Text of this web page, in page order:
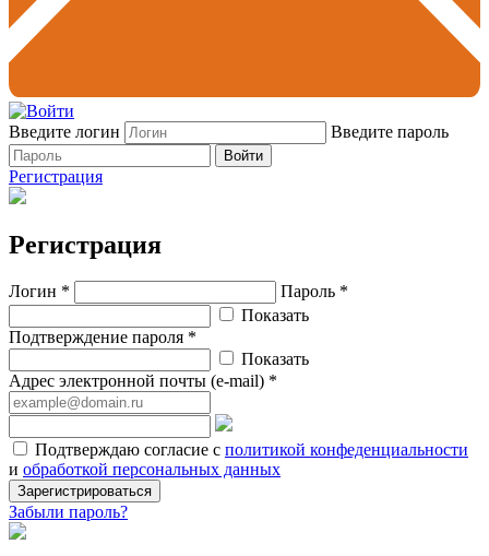
Введите логин Введите пароль
Войти
Регистрация
Регистрация
Логин *
Пароль *
Показать
Подтверждение пароля *
Показать
Адрес электронной почты (e-mail) *
Подтверждаю согласие с политикой конфеденциальности
и обработкой персональных данных
Зарегистрироваться
Забыли пароль?